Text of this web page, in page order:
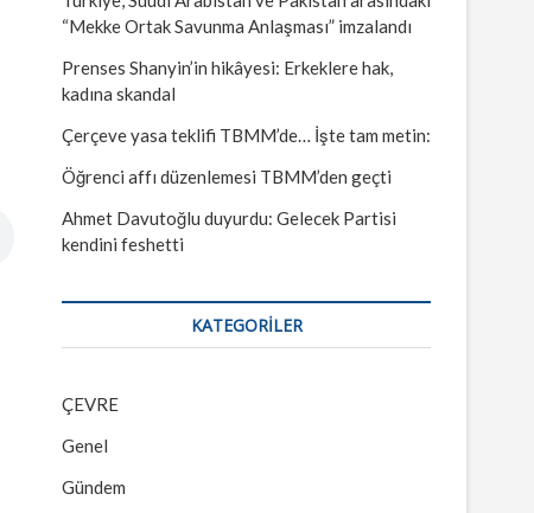
“Mekke Ortak Savunma Anlaşması” imzalandı
Prenses Shanyin’in hikâyesi: Erkeklere hak,
kadına skandal
Çerçeve yasa teklifi TBMM’de… İşte tam metin:
Öğrenci affı düzenlemesi TBMM’den geçti
Ahmet Davutoğlu duyurdu: Gelecek Partisi
kendini feshetti
KATEGORILER
ÇEVRE
Genel
Gündem